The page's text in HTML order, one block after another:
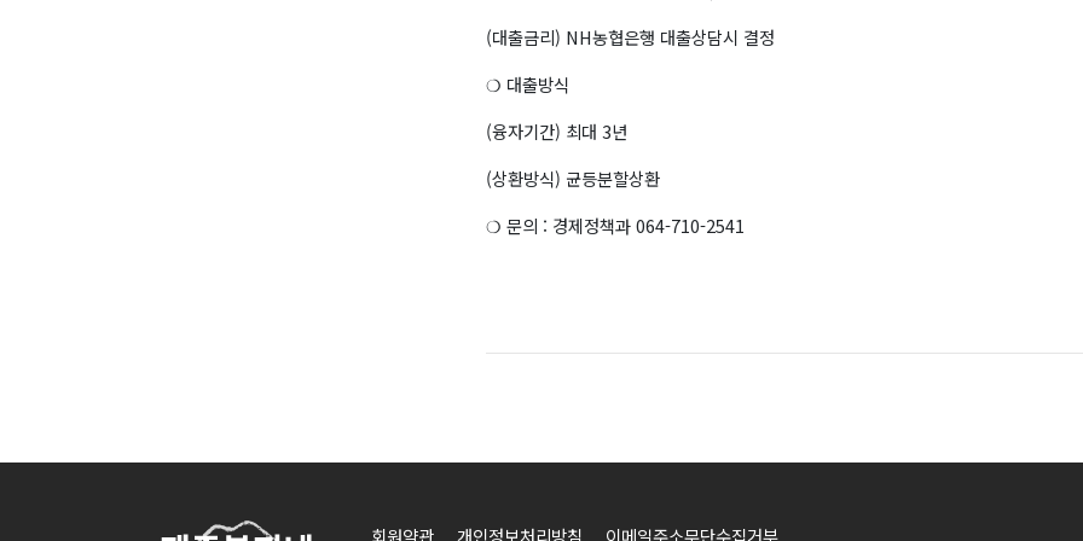
(대출금리) NH농협은행 대출상담시 결정
❍ 대출방식
(융자기간) 최대 3년
(상환방식) 균등분할상환
❍ 문의 : 경제정책과 064-710-2541
회원약관 개인정보처리방침 이메일주소무단수집거부